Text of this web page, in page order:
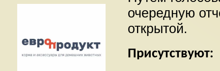
очередную
открытой.
Присутствуют: